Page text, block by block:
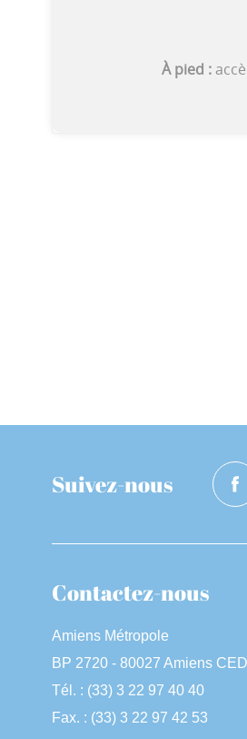
À pied :
Suivez-nous
Contactez-nous
Amiens Métropole
BP 2720 - 80027 Amiens
Tél. : (33) 3 22 97 40 40
Fax. : (33) 3 22 97 42 53